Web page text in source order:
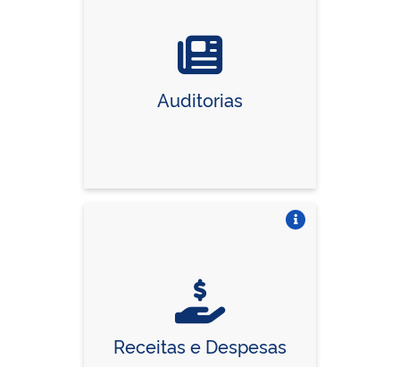
Auditorias
Receitas e Despesas